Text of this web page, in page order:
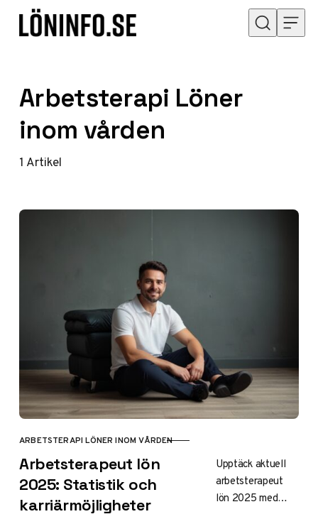
Hoppa till innehåll
Arbetsterapi Löner
inom vården
1 Artikel
KATEGORI
ARBETSTERAPI LÖNER INOM VÅRDEN
Arbetsterapeut lön
2025: Statistik och
karriärmöjligheter
Upptäck aktuell
arbetsterapeut
lön 2025 med